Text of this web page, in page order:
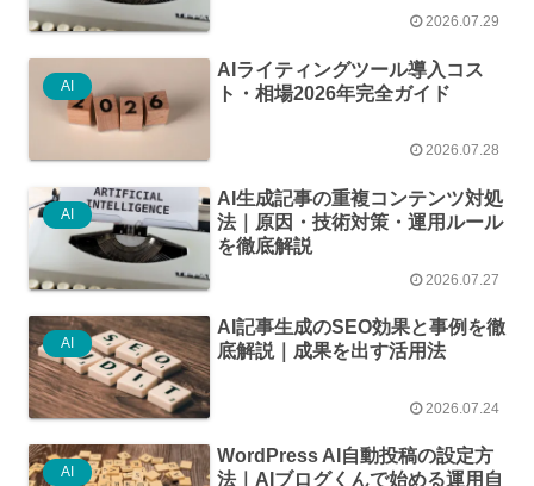
2026.07.29
AI
AIライティングツール導入コス
ト・相場2026年完全ガイド
2026.07.28
AI
AI生成記事の重複コンテンツ対処
法｜原因・技術対策・運用ルール
を徹底解説
2026.07.27
AI
AI記事生成のSEO効果と事例を徹
底解説｜成果を出す活用法
2026.07.24
AI
WordPress AI自動投稿の設定方
法｜AIブログくんで始める運用自